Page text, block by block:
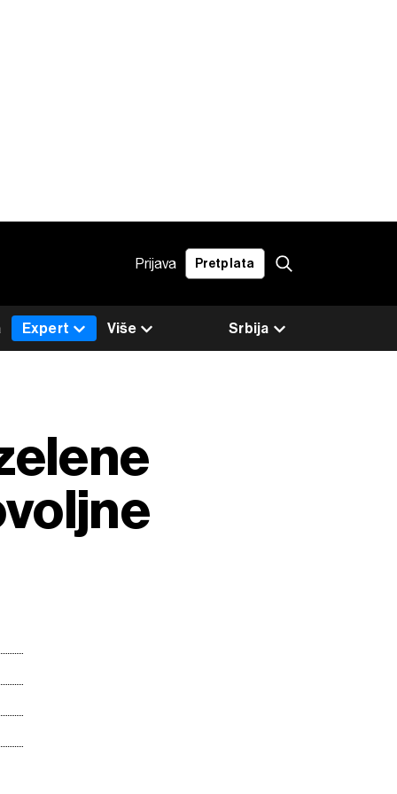
Prijava Pretplata
Srbija
Expert Više